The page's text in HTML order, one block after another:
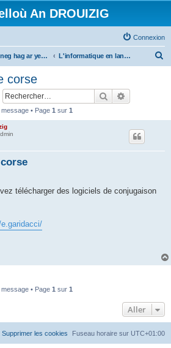
An DROUIZIG
Connexion
Ar stlenneg hag ar yezhoù bihan er bed a-bezh L'informatique en langues régionales et minoritaires
corse
Rechercher
message • Page 1 sur 1
télécharger des logiciels de conjugaison
message • Page 1 sur 1
Aller
Fuseau horaire sur UTC+01:00
Supprimer les cookies